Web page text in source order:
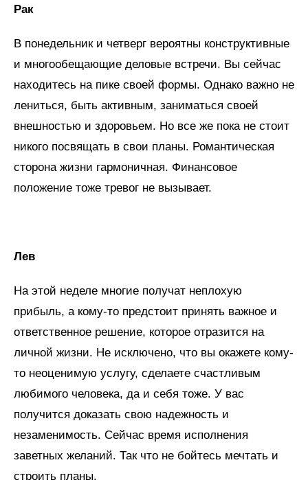
Рак
В понедельник и четверг вероятны конструктивные
и многообещающие деловые встречи. Вы сейчас
находитесь на пике своей формы. Однако важно не
лениться, быть активным, заниматься своей
внешностью и здоровьем. Но все же пока не стоит
никого посвящать в свои планы. Романтическая
сторона жизни гармоничная. Финансовое
положение тоже тревог не вызывает.
Лев
На этой неделе многие получат неплохую
прибыль, а кому-то предстоит принять важное и
ответственное решение, которое отразится на
личной жизни. Не исключено, что вы окажете кому-
то неоценимую услугу, сделаете счастливым
любимого человека, да и себя тоже. У вас
получится доказать свою надежность и
незаменимость. Сейчас время исполнения
заветных желаний. Так что не бойтесь мечтать и
строить планы.